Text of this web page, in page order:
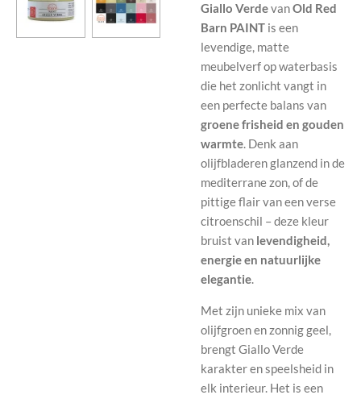
Giallo VerdevanOld Red
Barn PAINT is een
levendige, matte
meubelverf op waterbasis
die het zonlicht vangt in
een perfecte balans van
groene frisheid en gouden
warmte. Denk aan
olijfbladeren glanzend in de
mediterrane zon, of de
pittige flair van een verse
citroenschil – deze kleur
bruist van levendigheid,
energie en natuurlijke
elegantie.
Met zijn unieke mix van
olijfgroen en zonnig geel,
brengt Giallo Verde
karakter en speelsheid in
elk interieur. Het is een